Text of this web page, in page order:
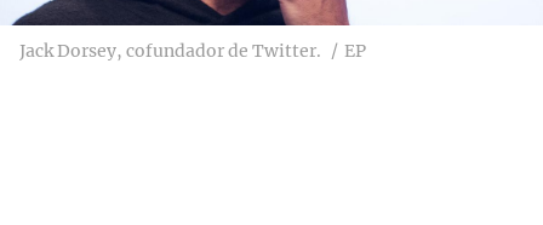
Jack Dorsey, cofundador de Twitter. EP